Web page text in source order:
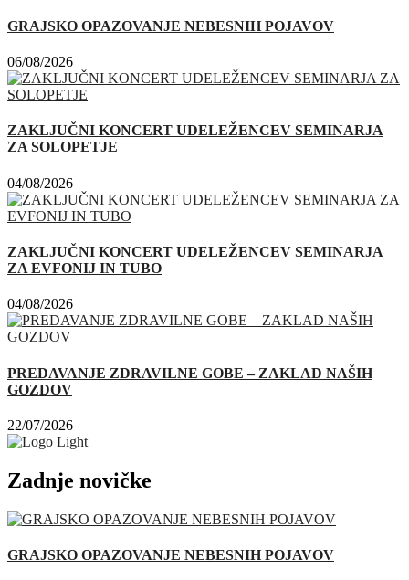
GRAJSKO OPAZOVANJE NEBESNIH POJAVOV
06/08/2026
ZAKLJUČNI KONCERT UDELEŽENCEV SEMINARJA
ZA SOLOPETJE
04/08/2026
ZAKLJUČNI KONCERT UDELEŽENCEV SEMINARJA
ZA EVFONIJ IN TUBO
04/08/2026
PREDAVANJE ZDRAVILNE GOBE – ZAKLAD NAŠIH
GOZDOV
22/07/2026
Zadnje novičke
GRAJSKO OPAZOVANJE NEBESNIH POJAVOV